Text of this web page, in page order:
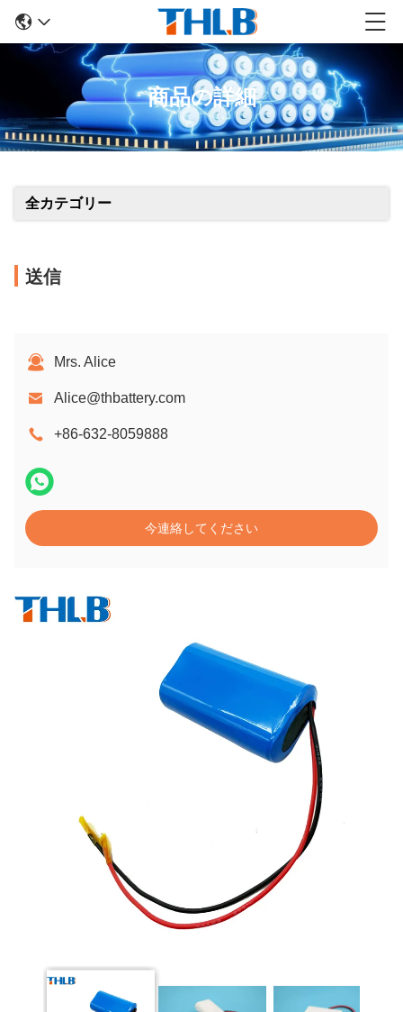
商品の詳細
全カテゴリー
送信
Mrs. Alice
Alice@thbattery.com
+86-632-8059888
今連絡してください